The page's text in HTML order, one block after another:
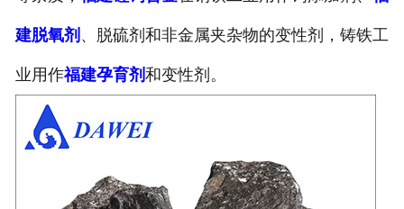
建脱氧剂 、脱硫剂和非金属夹杂物的变性剂，铸铁工
业用作福建孕育剂和变性剂。